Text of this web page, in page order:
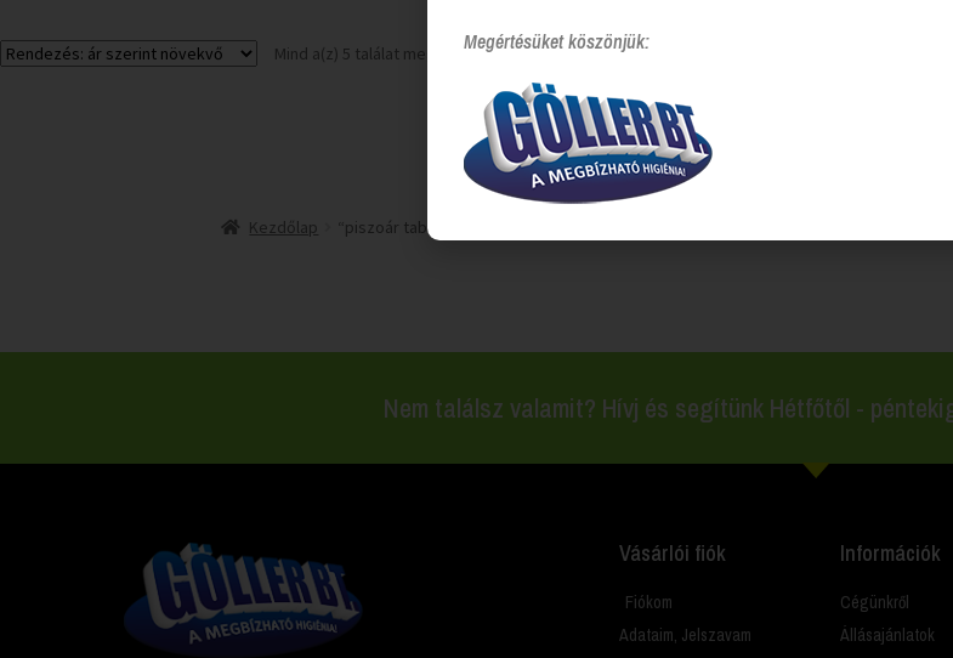
Mind a(z) 5 találat megjelenítve
Kezdőlap “piszoár tabletta” címkével rendelkező termékek
Nem találsz valamit? Hívj és segítünk Hétfőtől -
Vásárlói fiók
Fiókom
Adataim, Jelszavam
Információk
Cégünkről
Állásajánlatok
Megértésüket köszönjük: